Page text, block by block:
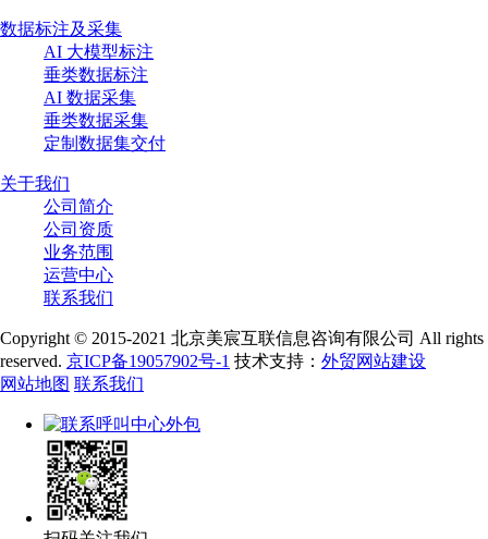
数据标注及采集
AI 大模型标注
垂类数据标注
AI 数据采集
垂类数据采集
定制数据集交付
关于我们
公司简介
公司资质
业务范围
运营中心
联系我们
Copyright © 2015-2021 北京美宸互联信息咨询有限公司 All rights
reserved. 京ICP备19057902号-1 技术支持： 外贸网站建设
网站地图 联系我们